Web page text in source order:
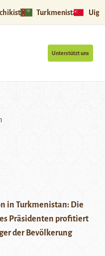
Turkmenistan
Unterstützt uns
in Turkmenistan: Die
Präsidenten profitiert
der Bevölkerung